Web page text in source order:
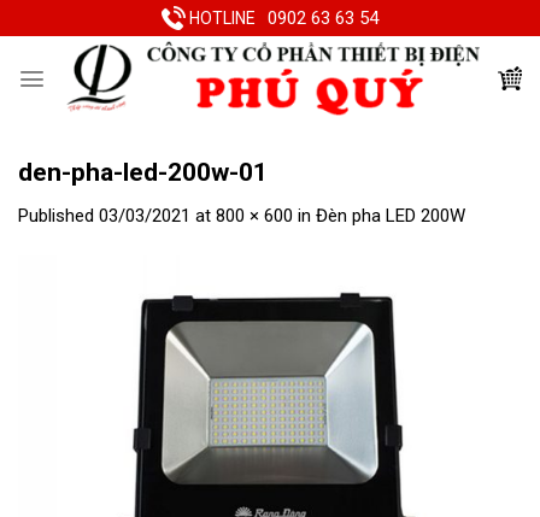
to
HOTLINE 0902 63 63 54
den-pha-led-200w-01
Published 03/03/2021 at 800 × 600 in Đèn pha LED 200W